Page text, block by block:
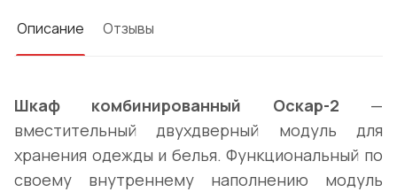
Описание Отзывы
Шкаф комбинированный Оскар-2 —
вместительный двухдверный модуль для
хранения одежды и белья. Функциональный по
своему внутреннему наполнению модуль